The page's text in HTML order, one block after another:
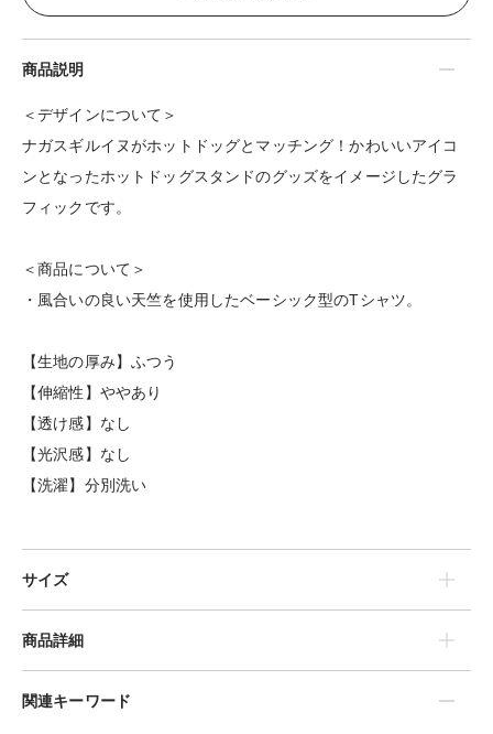
商品説明
＜デザインについて＞
ナガスギルイヌがホットドッグとマッチング！かわいいアイコ
ンとなったホットドッグスタンドのグッズをイメージしたグラ
フィックです。
＜商品について＞
・風合いの良い天竺を使用したベーシック型のTシャツ。
【生地の厚み】ふつう
【伸縮性】ややあり
【透け感】なし
【光沢感】なし
【洗濯】分別洗い
サイズ
商品詳細
関連キーワード